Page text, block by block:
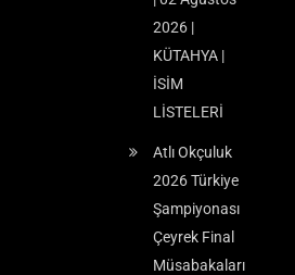
2026 |
KÜTAHYA |
İSİM
LİSTELERİ
Atlı Okçuluk
2026 Türkiye
Şampiyonası
Çeyrek Final
Müsabakaları